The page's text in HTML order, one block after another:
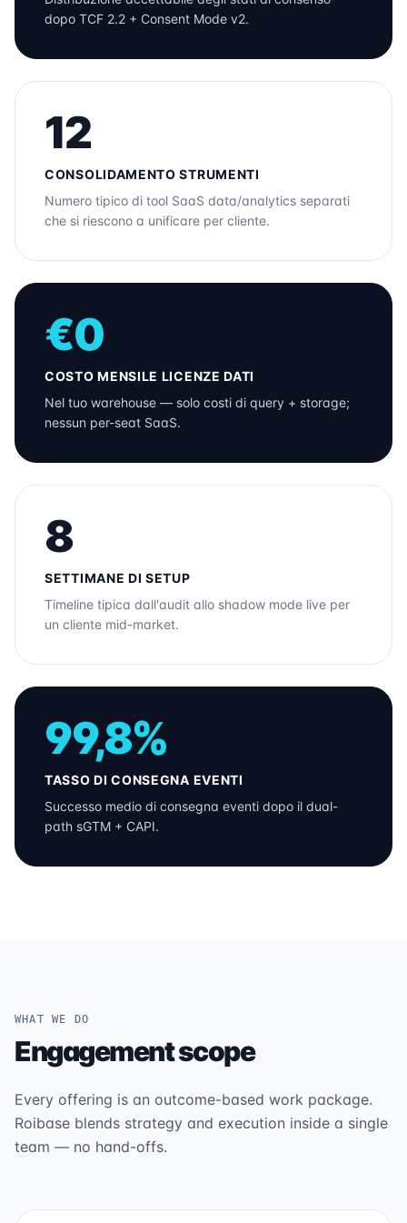
dopo TCF 2.2 + Consent Mode v2.
12
CONSOLIDAMENTO STRUMENTI
Numero tipico di tool SaaS data/analytics separati
che si riescono a unificare per cliente.
€0
COSTO MENSILE LICENZE DATI
Nel tuo warehouse — solo costi di query + storage;
nessun per-seat SaaS.
8
SETTIMANE DI SETUP
Timeline tipica dall'audit allo shadow mode live per
un cliente mid-market.
99,8%
TASSO DI CONSEGNA EVENTI
Successo medio di consegna eventi dopo il dual-
path sGTM + CAPI.
WHAT WE DO
Engagement scope
Every offering is an outcome-based work package.
Roibase blends strategy and execution inside a single
team — no hand-offs.